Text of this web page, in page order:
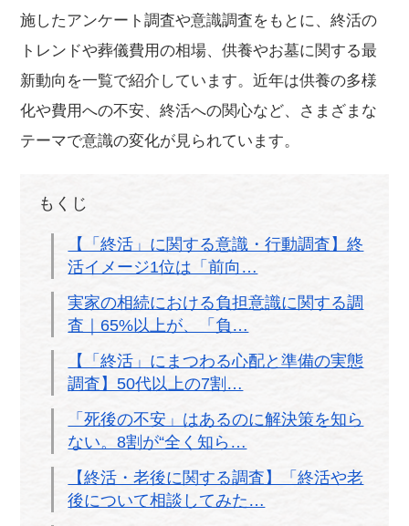
施したアンケート調査や意識調査をもとに、終活の
トレンドや葬儀費用の相場、供養やお墓に関する最
新動向を一覧で紹介しています。近年は供養の多様
化や費用への不安、終活への関心など、さまざまな
テーマで意識の変化が見られています。
もくじ
【「終活」に関する意識・行動調査】終
活イメージ1位は「前向…
実家の相続における負担意識に関する調
査｜65%以上が、「負…
【「終活」にまつわる心配と準備の実態
調査】50代以上の7割…
「死後の不安」はあるのに解決策を知ら
ない。8割が“全く知ら…
【終活・老後に関する調査】「終活や老
後について相談してみた…